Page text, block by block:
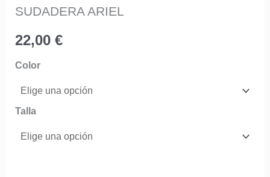
SUDADERA ARIEL
22,00 €
Color
Talla
o